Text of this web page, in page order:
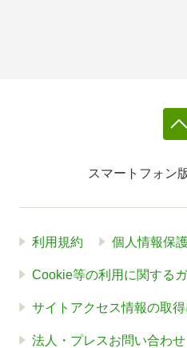
スマートフォン
利用規約 個人情報保
Cookie等の利用に関する
サイトアクセス情報の取
法人・プレスお問い合わせ